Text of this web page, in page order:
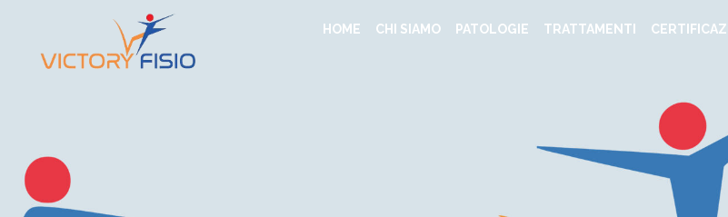
HOME CHI SIAMO PATOLOGIE TRATTAMENTI